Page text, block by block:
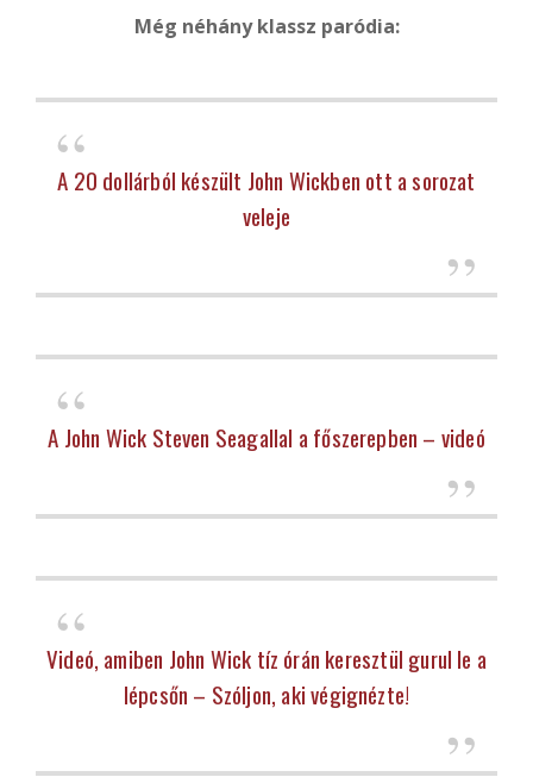
Még néhány klassz paródia:
A 20 dollárból készült John Wickben ott a sorozat
veleje
A John Wick Steven Seagallal a főszerepben – videó
Videó, amiben John Wick tíz órán keresztül gurul le a
lépcsőn – Szóljon, aki végignézte!